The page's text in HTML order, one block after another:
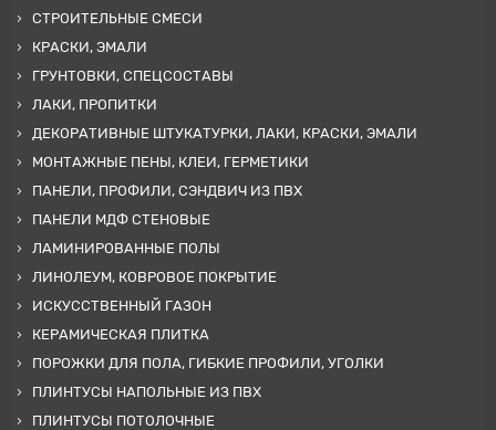
СТРОИТЕЛЬНЫЕ СМЕСИ
КРАСКИ, ЭМАЛИ
ГРУНТОВКИ, СПЕЦСОСТАВЫ
ЛАКИ, ПРОПИТКИ
ДЕКОРАТИВНЫЕ ШТУКАТУРКИ, ЛАКИ, КРАСКИ, ЭМАЛИ
МОНТАЖНЫЕ ПЕНЫ, КЛЕИ, ГЕРМЕТИКИ
ПАНЕЛИ, ПРОФИЛИ, СЭНДВИЧ ИЗ ПВХ
ПАНЕЛИ МДФ СТЕНОВЫЕ
ЛАМИНИРОВАННЫЕ ПОЛЫ
ЛИНОЛЕУМ, КОВРОВОЕ ПОКРЫТИЕ
ИСКУССТВЕННЫЙ ГАЗОН
КЕРАМИЧЕСКАЯ ПЛИТКА
ПОРОЖКИ ДЛЯ ПОЛА, ГИБКИЕ ПРОФИЛИ, УГОЛКИ
ПЛИНТУСЫ НАПОЛЬНЫЕ ИЗ ПВХ
ПЛИНТУСЫ ПОТОЛОЧНЫЕ